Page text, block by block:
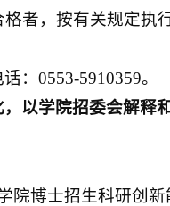
者，按有关规定执
：0553-5910359。
以学院招委会解释
院博士招生科研创